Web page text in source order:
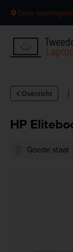
Onze
Overzicht
HP
Goede staat